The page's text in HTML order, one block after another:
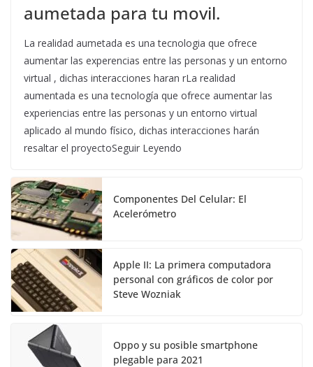
aumetada para tu movil.
La realidad aumetada es una tecnologia que ofrece
aumentar las experencias entre las personas y un entorno
virtual , dichas interacciones haran rLa realidad
aumentada es una tecnología que ofrece aumentar las
experiencias entre las personas y un entorno virtual
aplicado al mundo físico, dichas interacciones harán
resaltar el proyectoSeguir Leyendo
Componentes Del Celular: El
Acelerómetro
Apple II: La primera computadora
personal con gráficos de color por
Steve Wozniak
Oppo y su posible smartphone
plegable para 2021